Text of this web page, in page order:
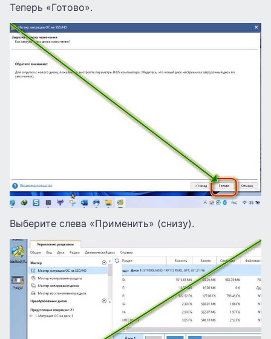
Теперь «Готово».
Выберите слева «Применить» (снизу).